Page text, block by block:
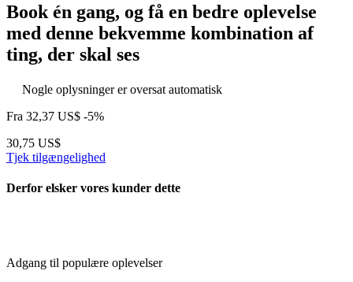
Book én gang, og få en bedre oplevelse
med denne bekvemme kombination af
ting, der skal ses
Nogle oplysninger er oversat automatisk
Fra 32,37 US$ -5%
30,75 US$
Tjek tilgængelighed
Derfor elsker vores kunder dette
Adgang til populære oplevelser